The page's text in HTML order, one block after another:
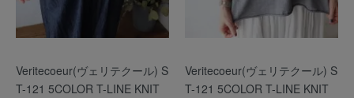
Veritecoeur(ヴェリテクール) S
T-121 5COLOR T-LINE KNIT
Veritecoeur(ヴェリテクール) S
T-121 5COLOR T-LINE KNIT